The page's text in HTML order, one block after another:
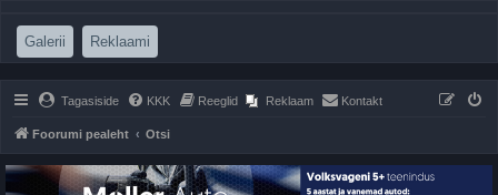
Galerii (Opens a new tab)
Reklaami
Tagasiside KKK Reeglid Reklaam Kontakt
Foorumi pealeht Otsi